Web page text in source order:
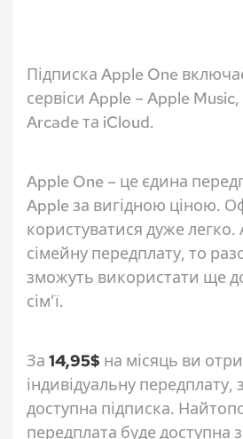
Підписка Apple One
сервіси Apple – Apple
Arcade та iCloud.
Apple One – це єдина
Apple за вигідною ціною.
користуватися дуже
сімейну передплату, то
зможуть використати ще
сім’ї.
За 14,95$ на місяць ви
індивідуальну передплату,
доступна підписка.
передплата буде доступна